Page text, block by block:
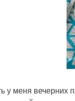
у меня вечерних